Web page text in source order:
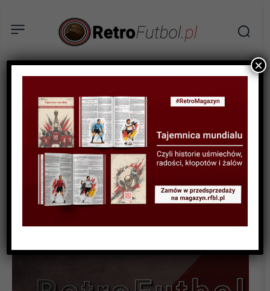
STATYSTYKI FUTBOLOWE
STATYSTYKI PIŁKARZY
STATYSTYKI REPREZENTACJI
Najlepsi strzelcy i
rekordziści gier
reprezentacji Włoch w
historii
×